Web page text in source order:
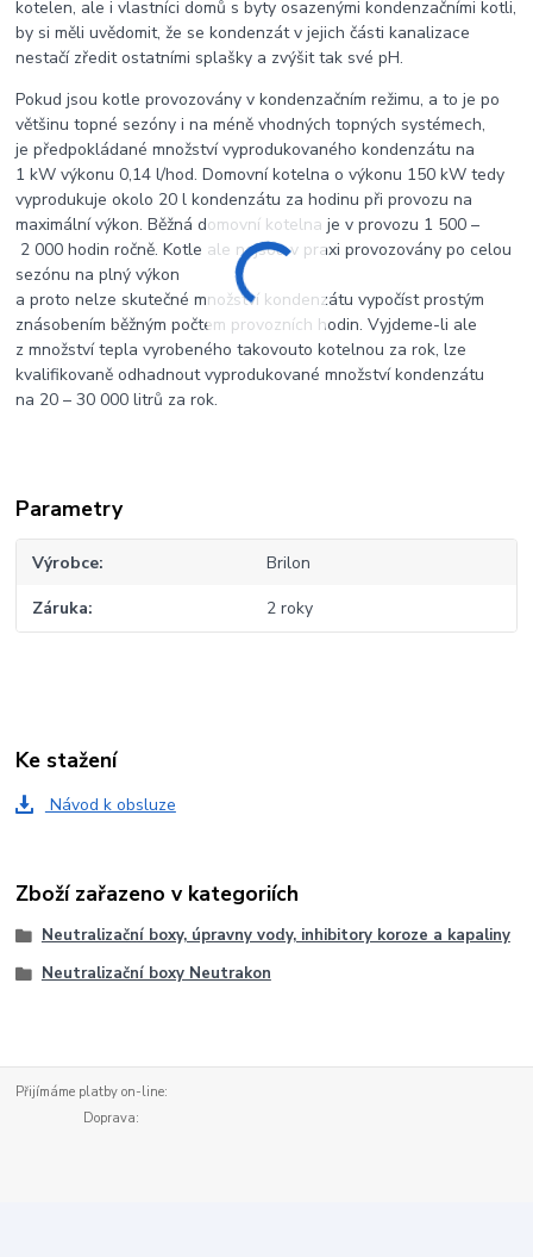
kotelen, ale i vlastníci domů s byty osazenými kondenzačními kotli,
by si měli uvědomit, že se kondenzát v jejich části kanalizace
nestačí zředit ostatními splašky a zvýšit tak své pH.
Pokud jsou kotle provozovány v kondenzačním režimu, a to je po
většinu topné sezóny i na méně vhodných topných systémech,
je předpokládané množství vyprodukovaného kondenzátu na
1 kW výkonu 0,14 l/hod.Domovní kotelna o výkonu 150 kW tedy
vyprodukuje okolo 20 l kondenzátu za hodinu při provozu na
maximální výkon. Běžná domovní kotelna je v provozu 1 500 –
2 000 hodin ročně.Kotle ale nejsou v praxi provozovány po celou
sezónu na plný výkon
a proto nelze skutečné množství kondenzátu vypočíst prostým
znásobením běžným počtem provozních hodin.Vyjdeme-li ale
z množství tepla vyrobeného takovouto kotelnou za rok, lze
kvalifikovaně odhadnout vyprodukované množství kondenzátu
na 20 – 30 000 litrů za rok.
Parametry
Výrobce Brilon
Záruka 2 roky
Ke stažení
Návod k obsluze
Zboží zařazeno v kategoriích
Neutralizační boxy, úpravny vody, inhibitory koroze a kapaliny
Neutralizační boxy Neutrakon
Přijímáme platby on-line:
Doprava: